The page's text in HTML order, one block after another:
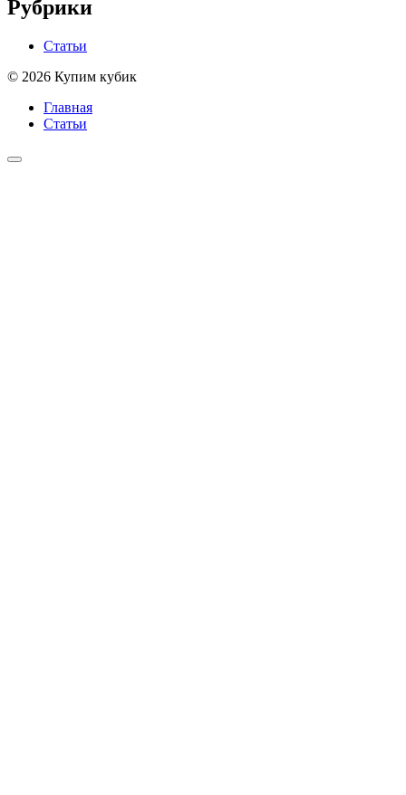
Рубрики
Статьи
© 2026 Купим кубик
Главная
Статьи